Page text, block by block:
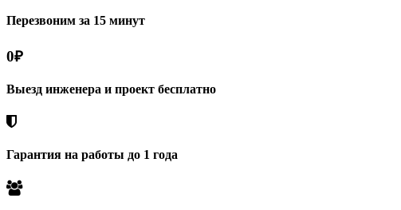
Перезвоним за 15 минут
0₽
Выезд инженера и проект бесплатно
Гарантия на работы до 1 года